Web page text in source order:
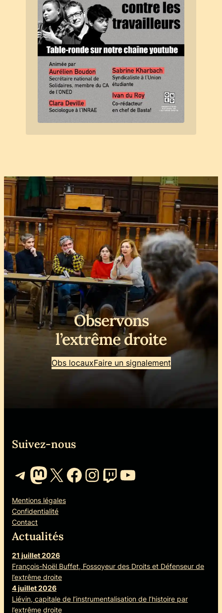
Observons
l’extrême droite
Obs locauxFaire un signalement
Suivez-nous
Telegram
Mastodon
X Facebook
Instagram
Twitch
YouTube
Mentions légales
Confidentialité
Contact
Actualités
21 juillet 2026
François-Noël Buffet, Fossoyeur des Droits et Défenseur de
l’extrême droite
4 juillet 2026
Liévin, capitale de l’instrumentalisation de l’histoire par
l’extrême droite